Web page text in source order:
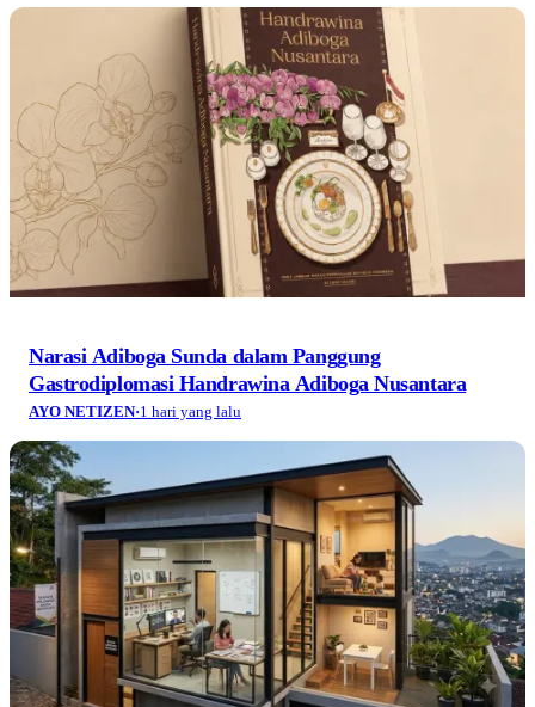
Narasi Adiboga Sunda dalam Panggung
Gastrodiplomasi Handrawina Adiboga Nusantara
AYO NETIZEN·1 hari yang lalu